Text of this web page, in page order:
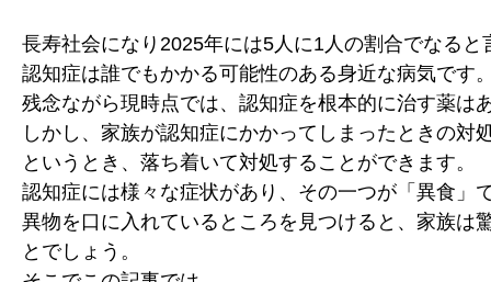
長寿社会になり2025年には5人に1人の割合でなると
認知症は誰でもかかる可能性のある身近な病気です
残念ながら現時点では、認知症を根本的に治す薬は
しかし、家族が認知症にかかってしまったときの対
というとき、落ち着いて対処することができます。
認知症には様々な症状があり、その一つが「異食」
異物を口に入れているところを見つけると、家族は
とでしょう。